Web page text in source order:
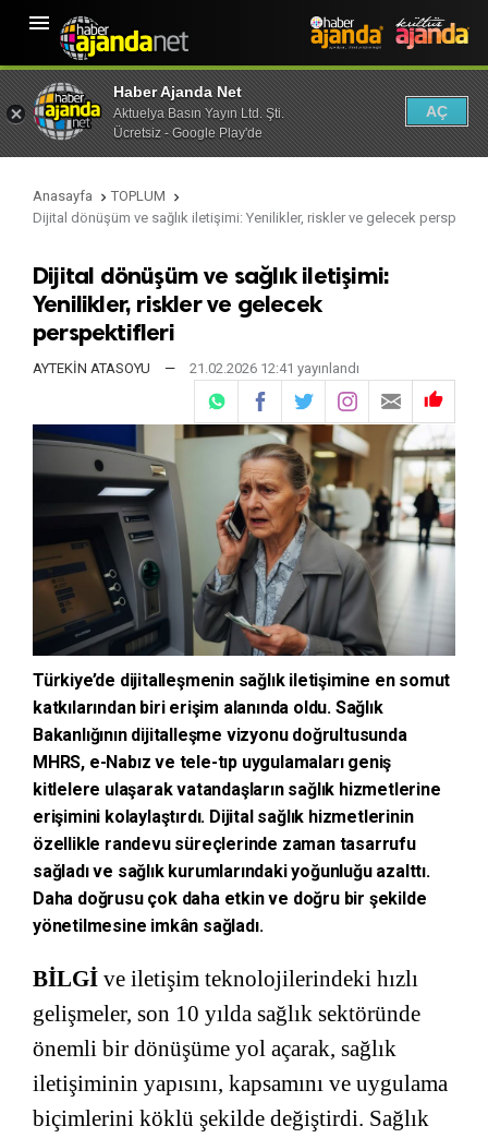

Anasayfa  TOPLUM 
Dijital dönüşüm ve sağlık iletişimi: Yenilikler, riskler ve gelecek
Dijital dönüşüm ve sağlık iletişimi:
Yenilikler, riskler ve gelecek
perspektifleri
AYTEKİN ATASOYU — 21.02.2026 12:41 yayınlandı

Türkiye’de dijitalleşmenin sağlık iletişimine en somut
katkılarından biri erişim alanında oldu. Sağlık
Bakanlığının dijitalleşme vizyonu doğrultusunda
MHRS, e-Nabız ve tele-tıp uygulamaları geniş
kitlelere ulaşarak vatandaşların sağlık hizmetlerine
erişimini kolaylaştırdı. Dijital sağlık hizmetlerinin
özellikle randevu süreçlerinde zaman tasarrufu
sağladı ve sağlık kurumlarındaki yoğunluğu azalttı.
Daha doğrusu çok daha etkin ve doğru bir şekilde
yönetilmesine imkân sağladı.
BİLGİ ve iletişim teknolojilerindeki hızlı
gelişmeler, son 10 yılda sağlık sektöründe
önemli bir dönüşüme yol açarak, sağlık
iletişiminin yapısını, kapsamını ve uygulama
biçimlerini köklü şekilde değiştirdi. Sağlık
Haber Ajanda Net
Aktuelya Basın Yayın Ltd. Şti.
Ücretsiz - Google Play'de
AÇ